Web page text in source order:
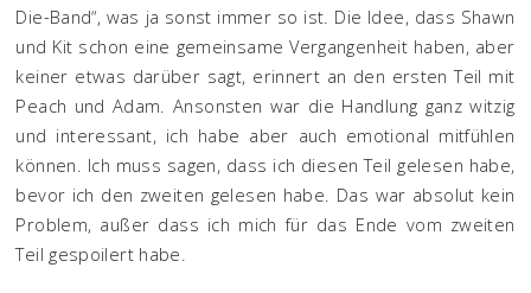
Die-Band“, was ja sonst immer so ist. Die Idee, dass Shawn
und Kit schon eine gemeinsame Vergangenheit haben, aber
keiner etwas darüber sagt, erinnert an den ersten Teil mit
Peach und Adam. Ansonsten war die Handlung ganz witzig
und interessant, ich habe aber auch emotional mitfühlen
können. Ich muss sagen, dass ich diesen Teil gelesen habe,
bevor ich den zweiten gelesen habe. Das war absolut kein
Problem, außer dass ich mich für das Ende vom zweiten
Teil gespoilert habe.